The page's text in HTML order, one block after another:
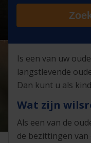
Is een van uw
langstlevende
Dan kunt u als
Wat zijn
Als een van de
de bezittingen